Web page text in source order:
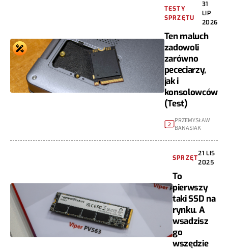
TESTY
SPRZĘTU
31
LIP
2026
Ten maluch
zadowoli
zarówno
pececiarzy,
jak i
konsolowców
(Test)
2 PRZEMYSŁAW
BANASIAK
SPRZĘT
21 LIS
2025
To
pierwszy
taki SSD na
rynku. A
wsadzisz
go
wszędzie